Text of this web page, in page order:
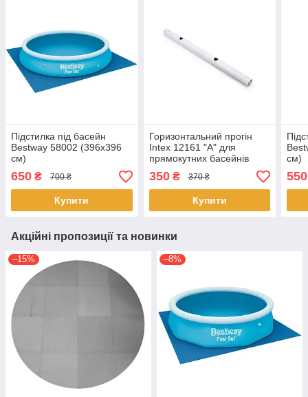
Підстилка під басейн
Bestway 58002 (396х396
см)
650 ₴ 700 ₴
Купити
Горизонтальний прогін
Intex 12161 "А" для
прямокутних басейнів
Prism Frame (400х200 см)
350₴ 370 ₴
Купити
см)
550
Акційні пропозиції та новинки
–15% –8%